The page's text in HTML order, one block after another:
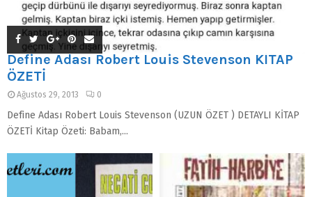
Define Adası Robert Louis Stevenson KİTAP
ÖZETİ
Ağustos 29, 2013 0
Define Adası Robert Louis Stevenson (UZUN ÖZET ) DETAYLI KİTAP
ÖZETİ Kitap Özeti: Babam,...